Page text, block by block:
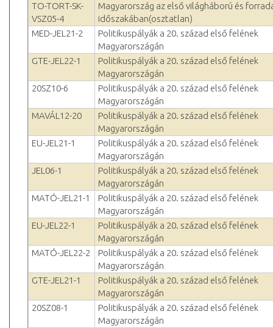
TO-TORT-SK-
VSZ05-4
Magyarország az első világháború és
időszakában(osztatlan)
MED-JEL21-2
Politikuspályák a 20. század első felének
Magyarországán
GTE-JEL22-1
Politikuspályák a 20. század első felének
Magyarországán
20SZ10-6
Politikuspályák a 20. század első felének
Magyarországán
MAVÁL12-20
Politikuspályák a 20. század első felének
Magyarországán
EU-JEL21-1
Politikuspályák a 20. század első felének
Magyarországán
JEL06-1
Politikuspályák a 20. század első felének
Magyarországán
MATÓ-JEL21-1
Politikuspályák a 20. század első felének
Magyarországán
EU-JEL22-1
Politikuspályák a 20. század első felének
Magyarországán
MATÓ-JEL22-2
Politikuspályák a 20. század első felének
Magyarországán
GTE-JEL21-1
Politikuspályák a 20. század első felének
Magyarországán
20SZ08-1
Politikuspályák a 20. század első felének
Magyarországán